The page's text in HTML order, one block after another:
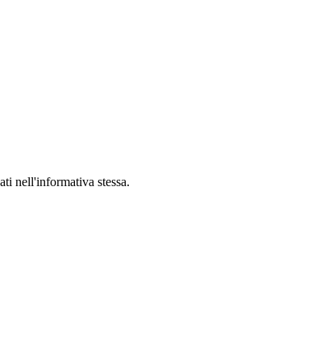
nell'informativa stessa.